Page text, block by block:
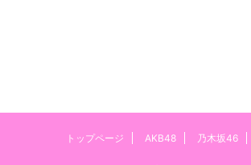
トップページ AKB48 乃木坂46